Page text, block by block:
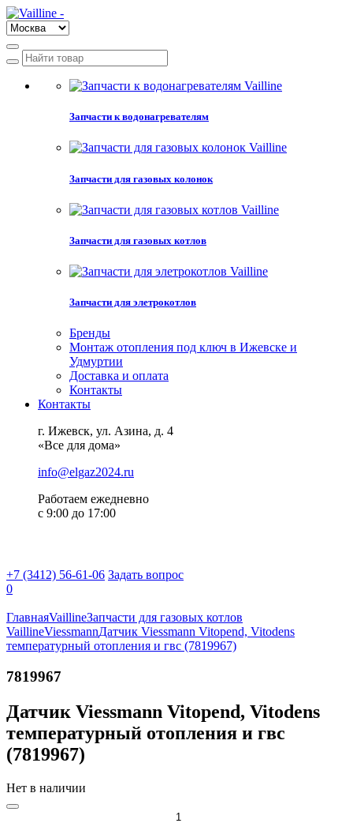
Запчасти к водонагревателям
Запчасти для газовых колонок
Запчасти для газовых котлов
Запчасти для элетрокотлов
Бренды
Монтаж отопления под ключ в Ижевске и
Удмуртии
Доставка и оплата
Контакты
Контакты
г. Ижевск, ул. Азина, д. 4
«Все для дома»
info@elgaz2024.ru
Работаем eжедневно
с 9:00 до 17:00
+7 (3412) 56-61-06 Задать вопрос
0
ГлавнаяVaillineЗапчасти для газовых котлов
VaillineViessmannДатчик Viessmann Vitopend, Vitodens
температурный отопления и гвс (7819967)
7819967
Датчик Viessmann Vitopend, Vitodens
температурный отопления и гвс
(7819967)
Нет в наличии